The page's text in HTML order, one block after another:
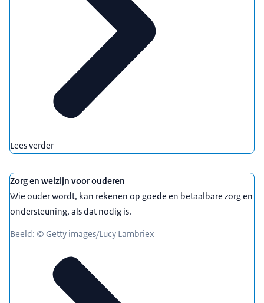
Lees verder
Zorg en welzijn voor ouderen
Wie ouder wordt, kan rekenen op goede en betaalbare zorg en
ondersteuning, als dat nodig is.
Beeld: © Getty images/Lucy Lambriex